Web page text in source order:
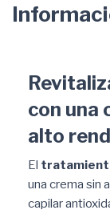
con una
alto
El
una crema sin
capilar